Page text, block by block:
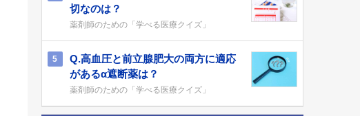
切なのは？
薬剤師のための「学べる医療クイズ」
5
Q.高血圧と前立腺肥大の両方に適応
があるα遮断薬は？
薬剤師のための「学べる医療クイズ」